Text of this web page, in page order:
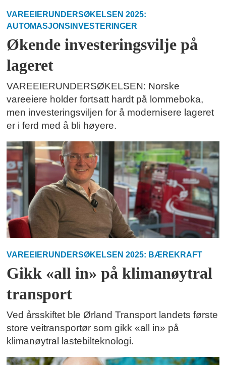
VAREEIERUNDERSØKELSEN 2025:
AUTOMASJONSINVESTERINGER
Økende investeringsvilje på
lageret
VAREEIERUNDERSØKELSEN: Norske
vareeiere holder fortsatt hardt på lommeboka,
men investeringsviljen for å modernisere lageret
er i ferd med å bli høyere.
VAREEIERUNDERSØKELSEN 2025: BÆREKRAFT
Gikk «all in» på klimanøytral
transport
Ved årsskiftet ble Ørland Transport landets første
store veitransportør som gikk «all in» på
klimanøytral lastebilteknologi.